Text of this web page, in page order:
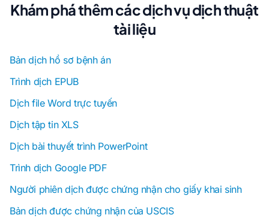
Khám phá thêm các dịch vụ dịch thuật
tài liệu
Bản dịch hồ sơ bệnh án
Trình dịch EPUB
Dịch file Word trực tuyến
Dịch tập tin XLS
Dịch bài thuyết trình PowerPoint
Trình dịch Google PDF
Người phiên dịch được chứng nhận cho giấy khai sinh
Bản dịch được chứng nhận của USCIS